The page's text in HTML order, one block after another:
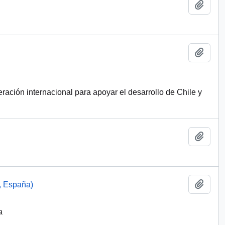
internacional para apoyar el desarrollo de Chile y
España)